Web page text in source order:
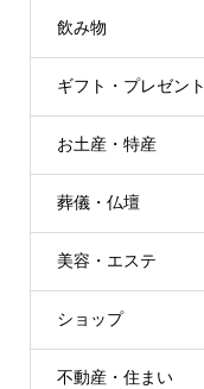
飲み物
ギフト・プレゼント
お土産・特産
葬儀・仏壇
美容・エステ
ショップ
不動産・住まい